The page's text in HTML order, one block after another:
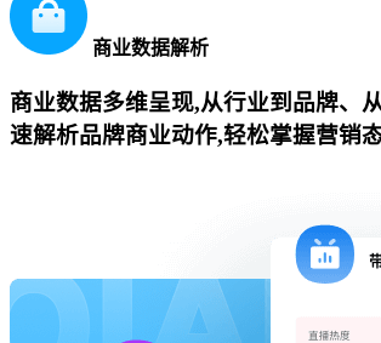
商业数据解析
商业数据多维呈现,从行业到品牌、
速解析品牌商业动作,轻松掌握营销态